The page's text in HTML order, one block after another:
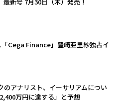
Cega Finance」豊崎亜里紗独占イ
のアナリスト、イーサリアムについ
万円に達する」と予想